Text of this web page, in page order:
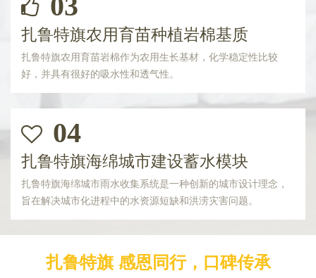
扎鲁特旗农用育苗种植岩棉基质
扎鲁特旗农用育苗岩棉作为农用生长基材，化学稳定性比较
好，并具有很好的吸水性和透气性。
04
扎鲁特旗海绵城市建设蓄水模块
扎鲁特旗海绵城市雨水收集系统是一种创新的城市设计理念，
旨在解决城市化进程中的水资源短缺和洪涝灾害问题。
扎鲁特旗 感恩同行，口碑传承